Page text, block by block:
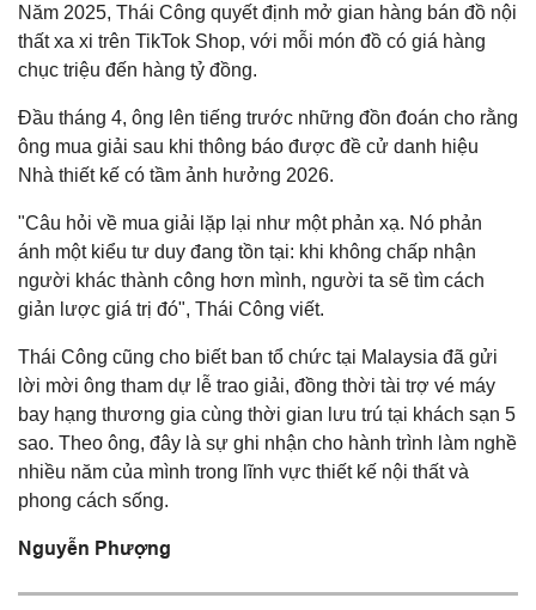
Năm 2025, Thái Công quyết định mở gian hàng bán đồ nội
thất xa xi trên TikTok Shop, với mỗi món đồ có giá hàng
chục triệu đến hàng tỷ đồng.
Đầu tháng 4, ông lên tiếng trước những đồn đoán cho rằng
ông mua giải sau khi thông báo được đề cử danh hiệu
Nhà thiết kế có tầm ảnh hưởng 2026.
"Câu hỏi về mua giải lặp lại như một phản xạ. Nó phản
ánh một kiểu tư duy đang tồn tại: khi không chấp nhận
người khác thành công hơn mình, người ta sẽ tìm cách
giản lược giá trị đó", Thái Công viết.
Thái Công cũng cho biết ban tổ chức tại Malaysia đã gửi
lời mời ông tham dự lễ trao giải, đồng thời tài trợ vé máy
bay hạng thương gia cùng thời gian lưu trú tại khách sạn 5
sao. Theo ông, đây là sự ghi nhận cho hành trình làm nghề
nhiều năm của mình trong lĩnh vực thiết kế nội thất và
phong cách sống.
Nguyễn Phượng